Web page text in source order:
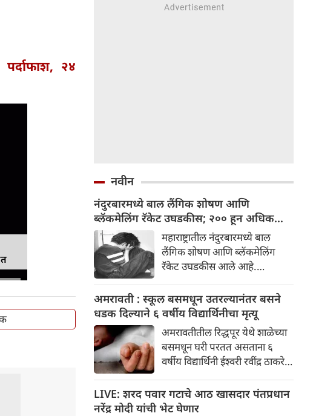
२४
नवीन
नंदुरबारमध्ये बाल लैंगिक शोषण आणि
ब्लॅकमेलिंग रॅकेट उघडकीस; २०० हून अधिक
अश्लील क्लिप्स जप्तमहाराष्ट्रातील नंदुरबारमध्ये बाल
लैंगिक शोषण आणि ब्लॅकमेलिंग
रॅकेट उघडकीस आले आहे.
जिल्ह्यातून निष्पाप मुले आणि
तरुणांचे क्रूर लैंगिक शोषण, अश्लील
व्हिडिओ बनवणे आणि त्यानंतर
ब्लॅकमेलिंगचे एक धक्कादायक
प्रकरण उघडकीस आले आहे.
अमरावती : स्कूल बसमधून उतरल्यानंतर बसने
धडक दिल्याने ६ वर्षीय विद्यार्थिनीचा मृत्यू
अमरावतीतील रिद्धपूर येथे शाळेच्या
बसमधून घरी परतत असताना ६
वर्षीय विद्यार्थिनी ईश्वरी रवींद्र ठाकरे
मृत्यू झाला.
LIVE: शरद पवार गटाचे आठ खासदार पंतप्रधान
नरेंद्र मोदी यांची भेट घेणार